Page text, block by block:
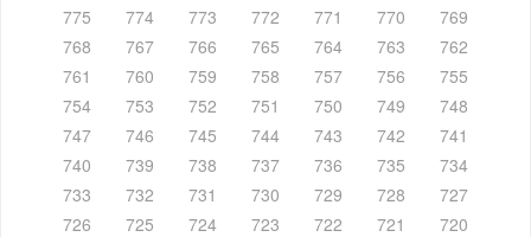
775
774 773 772 771 770
769
768
767 766 765 764 763
762
761
760 759 758 757 756
755
754
753 752 751 750 749
748
747
746 745 744 743 742
741
740
739 738 737 736 735
734
733
732 731 730 729 728
727
726
725 724 723 722 721
720